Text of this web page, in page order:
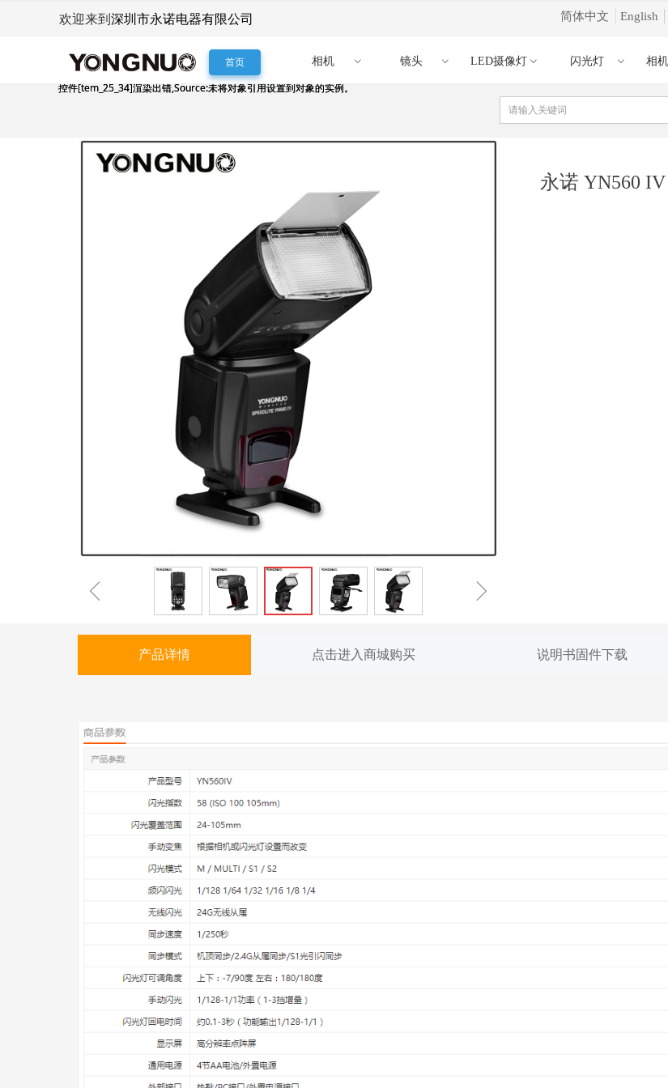
ꀁ
相机 ꀁ
镜头 ꀁ
LED摄像灯 ꀁ
闪光灯 相机遥
首页
简体中文 English
欢迎来到 深圳市永诺电器有限公司
产品详情 点击进入商城购买 说明书固件下载
控件[tem_25_34]渲染出错,Source:未将对象引用设置到对象的实例。
ꁆ ꁇ
永诺 YN560
控件[tem_25_34]渲染出错,Source:未将对象引用设置到对象的实例。